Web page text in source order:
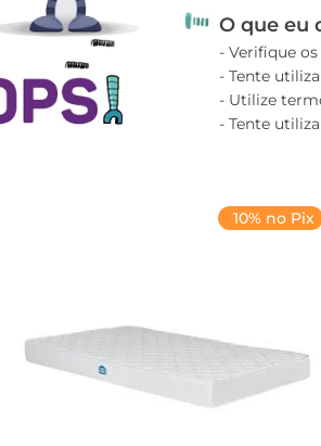
O que eu
Verifique
Tente
Utilize
Tente
10% no Pix